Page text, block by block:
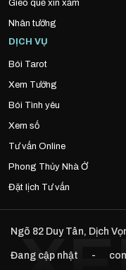
Gieo quẻ xin xăm
Nhân tướng
DỊCH VỤ
Bói Tarot
Xem Tướng
Bói Tình yêu
Xem số
Tư vấn Online
Phong Thủy Nhà Ở
Đặt lịch Tư vấn
Ngõ 82 Duy Tân, Dịch
Đang cập nhật -